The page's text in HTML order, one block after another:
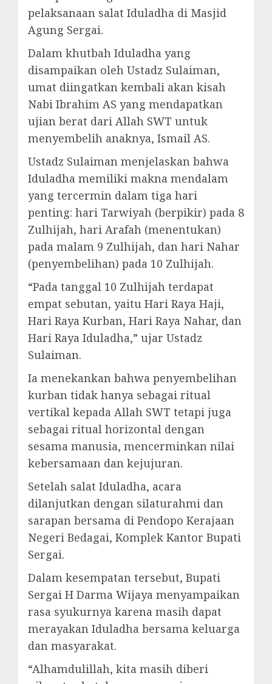
pelaksanaan salat Iduladha di Masjid
Agung Sergai.
Dalam khutbah Iduladha yang
disampaikan oleh Ustadz Sulaiman,
umat diingatkan kembali akan kisah
Nabi Ibrahim AS yang mendapatkan
ujian berat dari Allah SWT untuk
menyembelih anaknya, Ismail AS.
Ustadz Sulaiman menjelaskan bahwa
Iduladha memiliki makna mendalam
yang tercermin dalam tiga hari
penting: hari Tarwiyah (berpikir) pada 8
Zulhijah, hari Arafah (menentukan)
pada malam 9 Zulhijah, dan hari Nahar
(penyembelihan) pada 10 Zulhijah.
“Pada tanggal 10 Zulhijah terdapat
empat sebutan, yaitu Hari Raya Haji,
Hari Raya Kurban, Hari Raya Nahar, dan
Hari Raya Iduladha,” ujar Ustadz
Sulaiman.
Ia menekankan bahwa penyembelihan
kurban tidak hanya sebagai ritual
vertikal kepada Allah SWT tetapi juga
sebagai ritual horizontal dengan
sesama manusia, mencerminkan nilai
kebersamaan dan kejujuran.
Setelah salat Iduladha, acara
dilanjutkan dengan silaturahmi dan
sarapan bersama di Pendopo Kerajaan
Negeri Bedagai, Komplek Kantor Bupati
Sergai.
Dalam kesempatan tersebut, Bupati
Sergai H Darma Wijaya menyampaikan
rasa syukurnya karena masih dapat
merayakan Iduladha bersama keluarga
dan masyarakat.
“Alhamdulillah, kita masih diberi